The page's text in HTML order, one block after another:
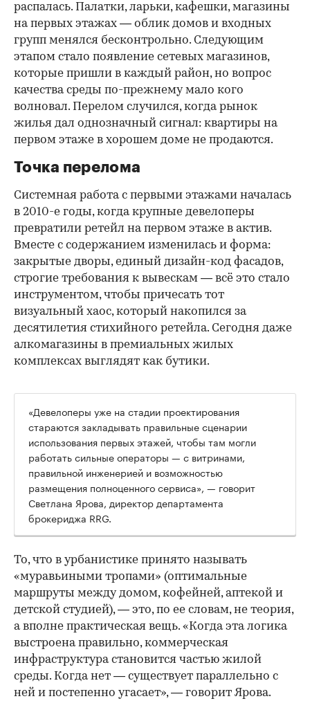
распалась. Палатки, ларьки, кафешки, магазины
на первых этажах — облик домов и входных
групп менялся бесконтрольно. Следующим
этапом стало появление сетевых магазинов,
которые пришли в каждый район, но вопрос
качества среды по-прежнему мало кого
волновал. Перелом случился, когда рынок
жилья дал однозначный сигнал: квартиры на
первом этаже в хорошем доме не продаются.
Точка перелома
Системная работа с первыми этажами началась
в 2010-е годы, когда крупные девелоперы
превратили ретейл на первом этаже в актив.
Вместе с содержанием изменилась и форма:
закрытые дворы, единый дизайн-код фасадов,
строгие требования к вывескам — всё это стало
инструментом, чтобы причесать тот
визуальный хаос, который накопился за
десятилетия стихийного ретейла. Сегодня даже
алкомагазины в премиальных жилых
комплексах выглядят как бутики.
00:00
«Девелоперы уже на стадии проектирования
стараются закладывать правильные сценарии
использования первых этажей, чтобы там могли
работать сильные операторы — с витринами,
правильной инженерией и возможностью
размещения полноценного сервиса», — говорит
Светлана Ярова, директор департамента
брокериджа RRG.
То, что в урбанистике принято называть
«муравьиными тропами» (оптимальные
маршруты между домом, кофейней, аптекой и
детской студией), — это, по ее словам, не теория,
а вполне практическая вещь. «Когда эта логика
выстроена правильно, коммерческая
инфраструктура становится частью жилой
среды. Когда нет — существует параллельно с
ней и постепенно угасает», — говорит Ярова.